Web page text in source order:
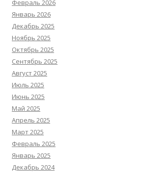
Февраль 2026
Январь 2026
Декабрь 2025
Ноябрь 2025
Октябрь 2025
Сентябрь 2025
Август 2025
Июль 2025
Июнь 2025
Май 2025
Апрель 2025
Март 2025
Февраль 2025
Январь 2025
Декабрь 2024